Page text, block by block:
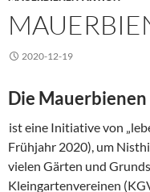
2020-12-19
Die
ist eine Initiative von
Frühjahr 2020), um
vielen Gärten und
Kleingartenvereinen